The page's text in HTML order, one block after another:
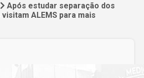
Após estudar separação dos
ALEMS para mais